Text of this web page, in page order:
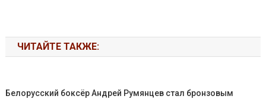
ЧИТАЙТЕ ТАКЖЕ:
Белорусский боксёр Андрей Румянцев стал бронзовым